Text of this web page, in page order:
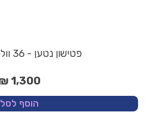
פטישון נטען - 36 וולט (2x18v)
1,300 ₪
הוסף לסל